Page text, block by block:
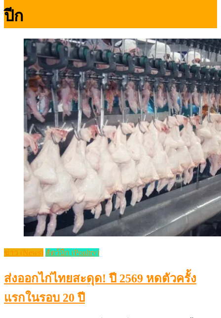
ปีก
ข่าว (News) สัตว์ปีก (Poultry)
ส่งออกไก่ไทยสะดุด! ปี 2569 หดตัวครั้ง
แรกในรอบ 20 ปี